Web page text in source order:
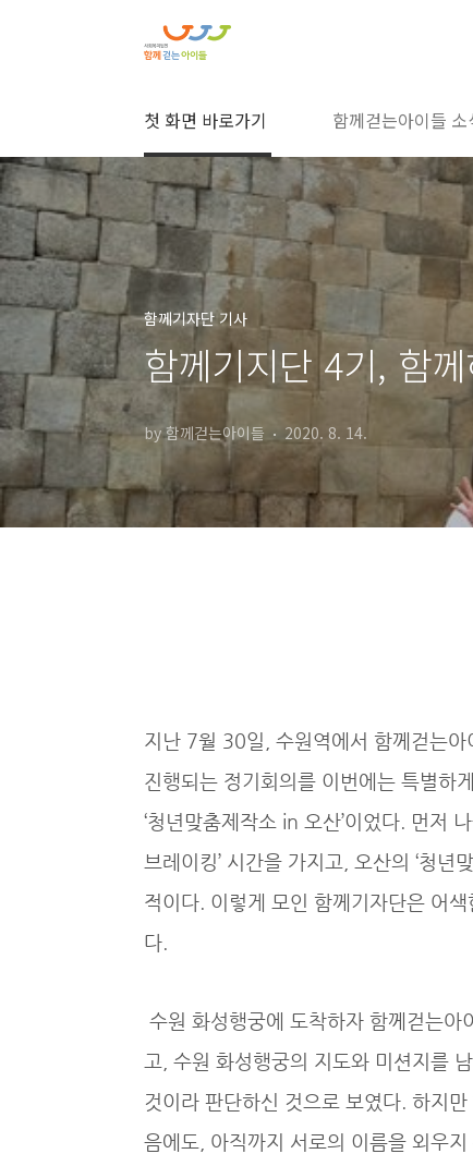
첫 화면 바로가기 함께걷는아이들 소
함께기자단 기사
함께기지단 4기, 함
by 함께걷는아이들 2020. 8. 14.
지난 7월 30일, 수원역에서 함께걷는
진행되는 정기회의를 이번에는 특별하
‘청년맞춤제작소 in 오산’이었다. 먼저
브레이킹’ 시간을 가지고, 오산의 ‘청년
적이다. 이렇게 모인 함께기자단은 어
다.
수원 화성행궁에 도착하자 함께걷는
고, 수원 화성행궁의 지도와 미션지를
것이라 판단하신 것으로 보였다. 하지
음에도, 아직까지 서로의 이름을 외우